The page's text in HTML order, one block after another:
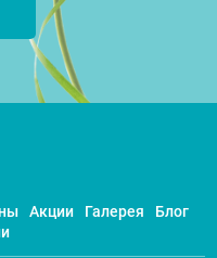
Акции Галерея
Блог